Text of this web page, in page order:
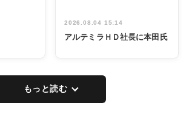
2026.08.04 15:14
アルテミラＨＤ社長に本田氏
もっと読む